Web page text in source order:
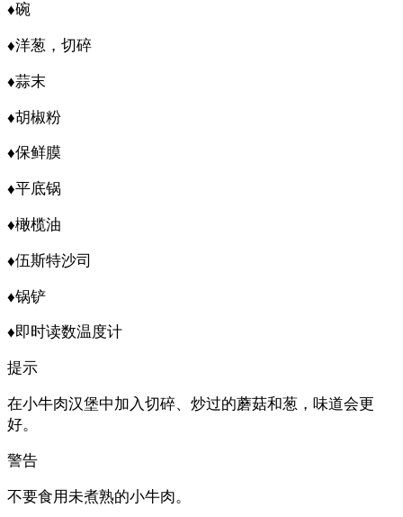
♦碗
♦洋葱，切碎
♦蒜末
♦胡椒粉
♦保鲜膜
♦平底锅
♦橄榄油
♦伍斯特沙司
♦锅铲
♦即时读数温度计
提示
在小牛肉汉堡中加入切碎、炒过的蘑菇和葱，味道会更
好。
警告
不要食用未煮熟的小牛肉。